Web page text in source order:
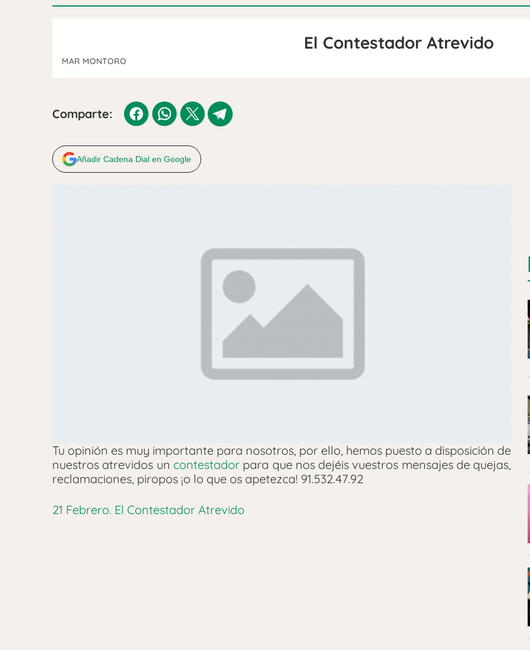
El Contestador Atrevido
MAR MONTORO
Comparte:
Añadir Cadena Dial en Google
Tu opinión es muy importante para nosotros, por ello, hemos puesto a disposición de
nuestros atrevidos un contestadorpara que nos dejéis vuestros mensajes de quejas,
reclamaciones, piropos ¡o lo que os apetezca! 91.532.47.92
21 Febrero. El Contestador Atrevido